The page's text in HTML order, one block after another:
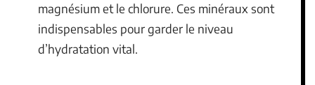
magnésium et le chlorure. Ces minéraux sont
indispensables pour garder le niveau
d’hydratation vital.